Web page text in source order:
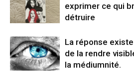
exprimer ce qui
détruire
La réponse
de la rendre
la médiumnité.